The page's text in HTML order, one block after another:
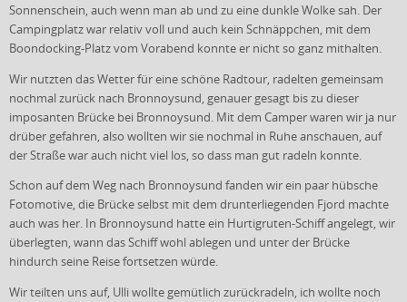
Sonnenschein, auch wenn man ab und zu eine dunkle Wolke sah. Der
Campingplatz war relativ voll und auch kein Schnäppchen, mit dem
Boondocking-Platz vom Vorabend konnte er nicht so ganz mithalten.
Wir nutzten das Wetter für eine schöne Radtour, radelten gemeinsam
nochmal zurück nach Bronnoysund, genauer gesagt bis zu dieser
imposanten Brücke bei Bronnoysund. Mit dem Camper waren wir ja nur
drüber gefahren, also wollten wir sie nochmal in Ruhe anschauen, auf
der Straße war auch nicht viel los, so dass man gut radeln konnte.
Schon auf dem Weg nach Bronnoysund fanden wir ein paar hübsche
Fotomotive, die Brücke selbst mit dem drunterliegenden Fjord machte
auch was her. In Bronnoysund hatte ein Hurtigruten-Schiff angelegt, wir
überlegten, wann das Schiff wohl ablegen und unter der Brücke
hindurch seine Reise fortsetzen würde.
Wir teilten uns auf, Ulli wollte gemütlich zurückradeln, ich wollte noch